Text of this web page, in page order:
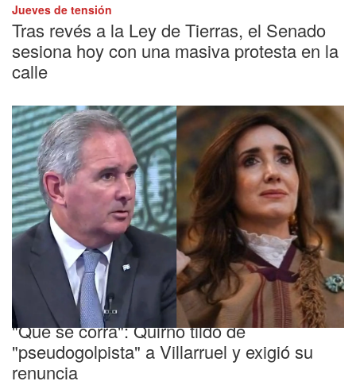
Jueves de tensión
Tras revés a la Ley de Tierras, el Senado
sesiona hoy con una masiva protesta en la
calle
Revés en el Senado
"Que se corra": Quirno tildó de
"pseudogolpista" a Villarruel y exigió su
renuncia